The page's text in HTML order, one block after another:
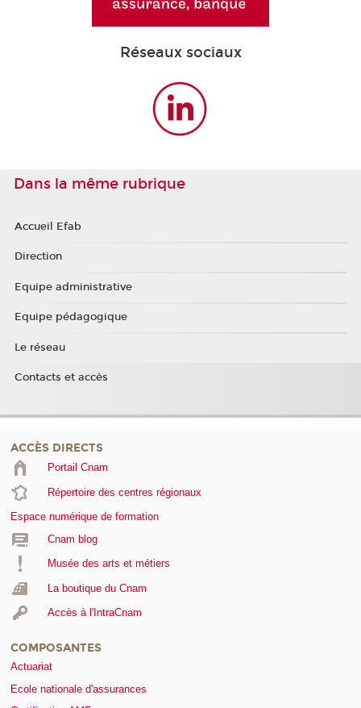
Réseaux sociaux
Dans la même rubrique
Accueil Efab
Direction
Equipe administrative
Equipe pédagogique
Le réseau
Contacts et accès
ACCÈS DIRECTS
Portail Cnam
Répertoire des centres régionaux
Espace numérique de formation
Cnam blog
Musée des arts et métiers
La boutique du Cnam
Accès à l'IntraCnam
COMPOSANTES
Actuariat
Ecole nationale d'assurances